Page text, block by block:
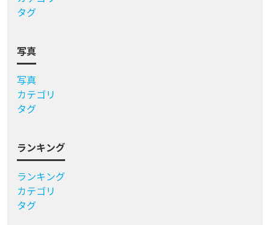
タグ
写真
写真
カテゴリ
タグ
ランキング
ランキング
カテゴリ
タグ